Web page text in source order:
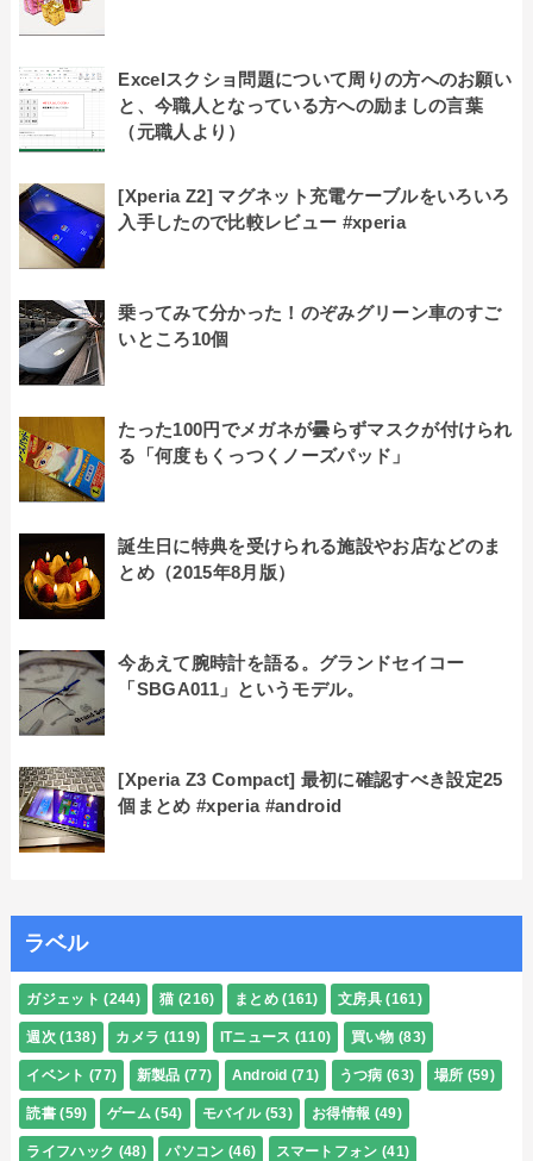
Excelスクショ問題について周りの方へのお願い
と、今職人となっている方への励ましの言葉
（元職人より）
[Xperia Z2] マグネット充電ケーブルをいろいろ
入手したので比較レビュー #xperia
乗ってみて分かった！のぞみグリーン車のすご
いところ10個
たった100円でメガネが曇らずマスクが付けられ
る「何度もくっつくノーズパッド」
誕生日に特典を受けられる施設やお店などのま
とめ（2015年8月版）
今あえて腕時計を語る。グランドセイコー
「SBGA011」というモデル。
[Xperia Z3 Compact] 最初に確認すべき設定25
個まとめ #xperia #android
ラベル
ガジェット (244) 猫 (216) まとめ (161) 文房具 (161)
週次 (138) カメラ (119) ITニュース (110) 買い物 (83)
イベント (77) 新製品 (77) Android (71) うつ病 (63) 場所 (59)
読書 (59) ゲーム (54) モバイル (53) お得情報 (49)
ライフハック (48) パソコン (46) スマートフォン (41)